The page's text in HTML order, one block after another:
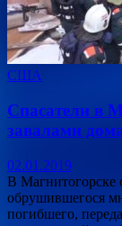
США
Спасатели в
завалами
02.01.2019
В Магнитогорске
обрушившегося
погибшего,